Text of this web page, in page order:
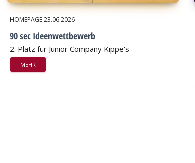
HOMEPAGE23.06.2026
90 sec Ideenwettbewerb
2. Platz für Junior Company Kippe's
MEHR